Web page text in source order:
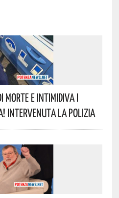
Morte E Intimidiva I
Intervenuta La Polizia